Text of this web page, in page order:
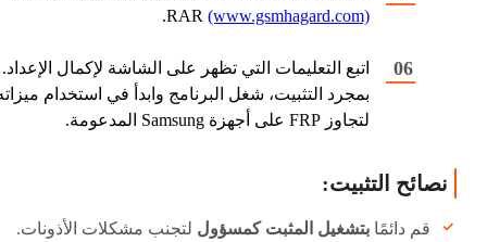
RAR (www.gsmhagard.com)
.
اتبع التعليمات التي تظهر على الشاشة لإكمال الإعداد.
بمجرد التثبيت، شغل البرنامج وابدأ في استخدام
لتجاوز FRP على أجهزة Samsung المدعومة.
نصائح التثبيت:
قم دائمًا بتشغيل المثبت كمسؤول لتجنب مشكلات الأذونات.